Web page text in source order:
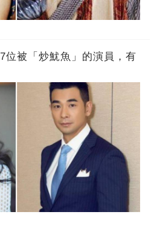
位被「炒魷魚」的演員，有